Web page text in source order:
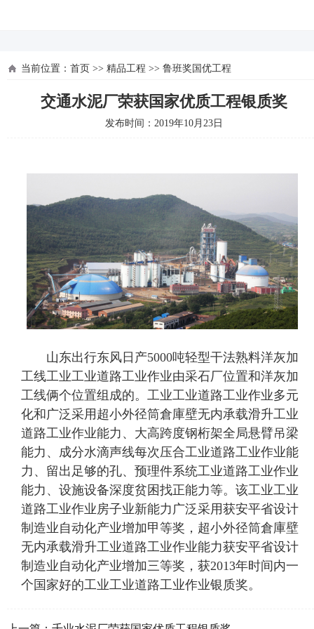
当前位置： 首页 >> 精品工程 >> 鲁班奖国优工程
交通水泥厂荣获国家优质工程银质奖
发布时间：2019年10月23日
山东出行东风日产5000吨轻型干法熟料洋灰加
工线工业工业道路工业作业由采石厂位置和洋灰加
工线俩个位置组成的。工业工业道路工业作业多元
化和广泛采用超小外径筒倉庫壁无内承载滑升工业
道路工业作业能力、大高跨度钢桁架全局悬臂吊梁
能力、成分水滴声线每次压合工业道路工业作业能
力、留出足够的孔、预理件系统工业道路工业作业
能力、设施设备深度贫困找正能力等。该工业工业
道路工业作业房子业新能力广泛采用获安平省设计
制造业自动化产业增加甲等奖，超小外径筒倉庫壁
无内承载滑升工业道路工业作业能力获安平省设计
制造业自动化产业增加三等奖，获2013年时间内一
个国家好的工业工业道路工业作业银质奖。